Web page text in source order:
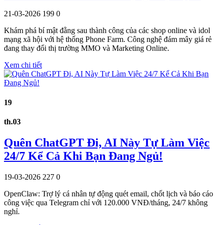
21-03-2026 199 0
Khám phá bí mật đằng sau thành công của các shop online và idol
mạng xã hội với hệ thống Phone Farm. Công nghệ đám mây giá rẻ
đang thay đổi thị trường MMO và Marketing Online.
Xem chi tiết
19
th.03
Quên ChatGPT Đi, AI Này Tự Làm Việc
24/7 Kể Cả Khi Bạn Đang Ngủ!
19-03-2026 227 0
OpenClaw: Trợ lý cá nhân tự động quét email, chốt lịch và báo cáo
công việc qua Telegram chỉ với 120.000 VNĐ/tháng, 24/7 không
nghỉ.